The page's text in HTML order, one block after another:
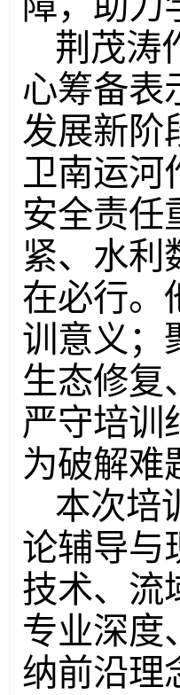
荆茂涛
心筹备表
发展新阶
卫南运河
安全责任
紧、水利
在必行。
训意义；
生态修复
严守培训
为破解难
本次培
论辅导与
技术、流
专业深度
纳前沿理